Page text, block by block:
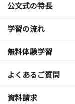
公文式の特長
学習の流れ
無料体験学習
よくあるご質問
資料請求